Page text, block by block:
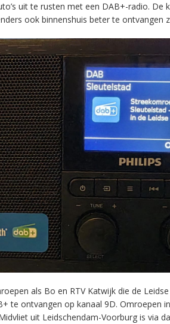
uit te rusten met een DAB+-radio.
ook binnenshuis beter te ontvangen
als Bo en RTV Katwijk die de
te ontvangen op kanaal 9D. Omroepen
uit Leidschendam-Voorburg is via